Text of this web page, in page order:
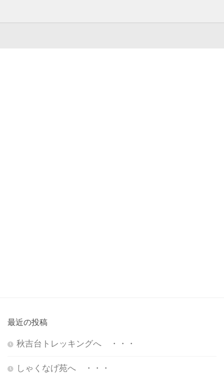
最近の投稿
秋吉台トレッキングへ ・・・
しゃくなげ苑へ ・・・